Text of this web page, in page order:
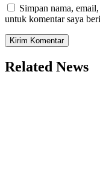
Simpan nama,
untuk komentar saya
Related News